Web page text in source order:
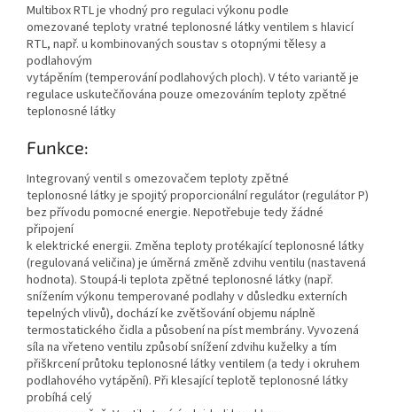
Multibox RTL je vhodný pro regulaci výkonu podle
omezované teploty vratné teplonosné látky ventilem s hlavicí
RTL, např. u kombinovaných soustav s otopnými tělesy a
podlahovým
vytápěním (temperování podlahových ploch). V této variantě je
regulace uskutečňována pouze omezováním teploty zpětné
teplonosné látky
Funkce:
Integrovaný ventil s omezovačem teploty zpětné
teplonosné látky je spojitý proporcionální regulátor (regulátor P)
bez přívodu pomocné energie. Nepotřebuje tedy žádné
připojení
k elektrické energii. Změna teploty protékající teplonosné látky
(regulovaná veličina) je úměrná změně zdvihu ventilu (nastavená
hodnota). Stoupá-li teplota zpětné teplonosné látky (např.
snížením výkonu temperované podlahy v důsledku externích
tepelných vlivů), dochází ke zvětšování objemu náplně
termostatického čidla a působení na píst membrány. Vyvozená
síla na vřeteno ventilu způsobí snížení zdvihu kuželky a tím
přiškrcení průtoku teplonosné látky ventilem (a tedy i okruhem
podlahového vytápění). Při klesající teplotě teplonosné látky
probíhá celý